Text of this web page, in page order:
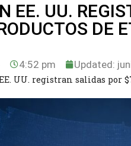
EE. UU.
DE
4:52 pm Updated:
UU. registran salidas por